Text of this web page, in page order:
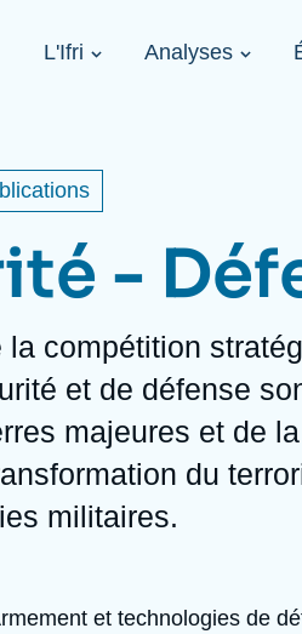
Navigation
principale
L'Ifri Analyses
que professionnel
Proche-Orient
-
la compétition
et de défense
majeures et de
du
militaires.
et technologies de